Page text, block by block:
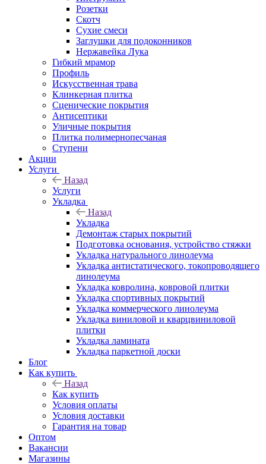
Розетки
Скотч
Сухие смеси
Заглушки для подоконников
Нержавейка Лука
Гибкий мрамор
Профиль
Искусственная трава
Клинкерная плитка
Сценические покрытия
Антисептики
Уличные покрытия
Плитка полимернопесчаная
Ступени
Акции
Услуги
Назад
Услуги
Укладка
Назад
Укладка
Демонтаж старых покрытий
Подготовка основания, устройство стяжки
Укладка натурального линолеума
Укладка антистатического, токопроводящего
линолеума
Укладка ковролина, ковровой плитки
Укладка спортивных покрытий
Укладка коммерческого линолеума
Укладка виниловой и кварцвиниловой
плитки
Укладка ламината
Укладка паркетной доски
Блог
Как купить
Назад
Как купить
Условия оплаты
Условия доставки
Гарантия на товар
Оптом
Вакансии
Магазины